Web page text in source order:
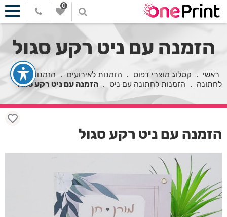
0
הזמנה עם ניט רקע סגול
ראשי . קטלוג מוצרי דפוס . הזמנות לאירועים . הזמנות
לחתונה . הזמנות לחתונה עם ניט . הזמנה עם ניט רקע סגול
הזמנה עם ניט רקע סגול